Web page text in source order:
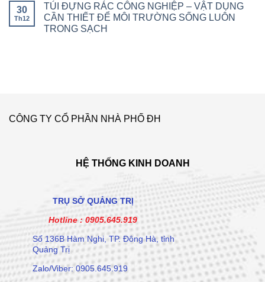
30
Th12
TÚI ĐỰNG RÁC CÔNG NGHIỆP – VẬT DỤNG
CẦN THIẾT ĐỂ MÔI TRƯỜNG SỐNG LUÔN
TRONG SẠCH
CÔNG TY CỔ PHẦN NHÀ PHỐ ĐH
HỆ THỐNG KINH DOANH
TRỤ SỞ QUẢNG TRỊ
Hotline : 0905.645.919
Số 136B Hàm Nghi, TP. Đông Hà, tỉnh
Quảng Trị
Zalo/Viber: 0905.645.919